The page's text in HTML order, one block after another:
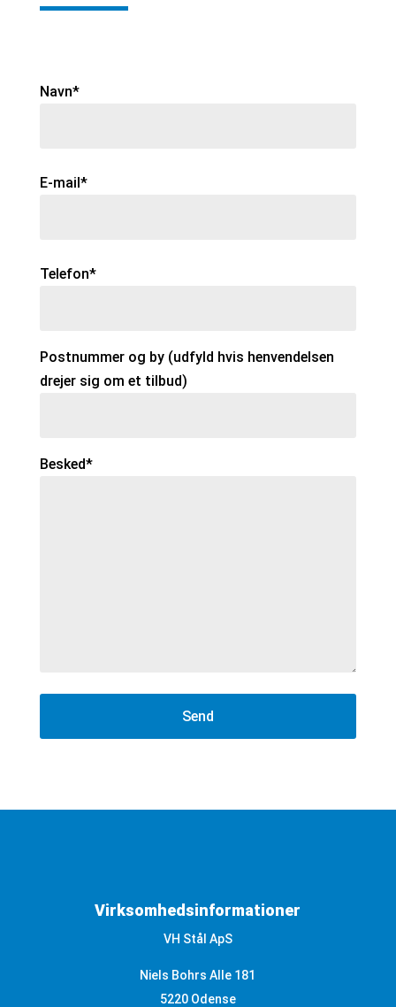
Navn*
E-mail*
Telefon*
Postnummer og by (udfyld hvis henvendelsen
drejer sig om et tilbud)
Besked*
Virksomhedsinformationer
VH Stål ApS
Niels Bohrs Alle 181
5220 Odense